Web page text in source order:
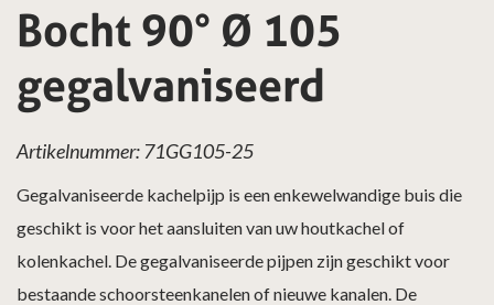
Bocht 90° Ø 105
gegalvaniseerd
Artikelnummer: 71GG105-25
Gegalvaniseerde kachelpijp is een enkewelwandige buis die
geschikt is voor het aansluiten van uw houtkachel of
kolenkachel. De gegalvaniseerde pijpen zijn geschikt voor
bestaande schoorsteenkanelen of nieuwe kanalen. De